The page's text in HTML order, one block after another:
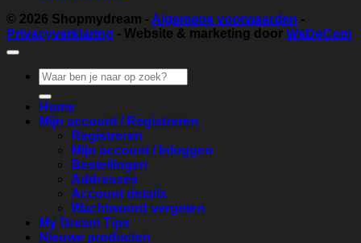
© 2026 Shopmydream - Algemene voorwaarden -
Privacyverklaring - Website & marketing door WeDeCom
Zoeken
naar:
Home
Mijn account / Registreren
Registreren
Mijn account / Inloggen
Bestellingen
Addresses
Account details
Wachtwoord vergeten
My Dream Tips
Nieuwe producten